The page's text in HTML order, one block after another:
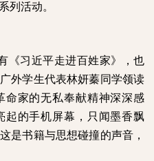
列活动。
《习近平走进百姓家》，也
外学生代表林妍蓁同学领读
命家的无私奉献精神深深感
起的手机屏幕，只闻墨香飘
是书籍与思想碰撞的声音，